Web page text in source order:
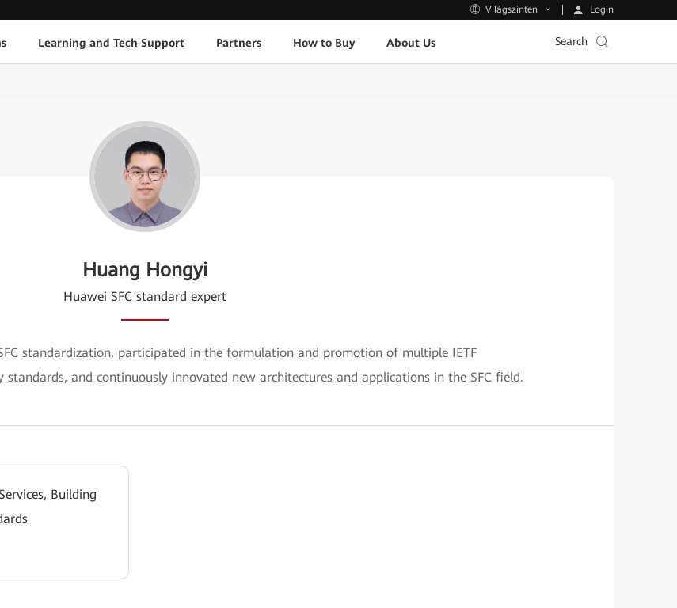
Világszinten Login
Learning and Tech Support Partners How to Buy About Us Search
Huang Hongyi
Huawei SFC standard expert
standardization, participated in the formulation and promotion of multiple IETF
and continuously innovated new architectures and applications in the SFC field.
Building